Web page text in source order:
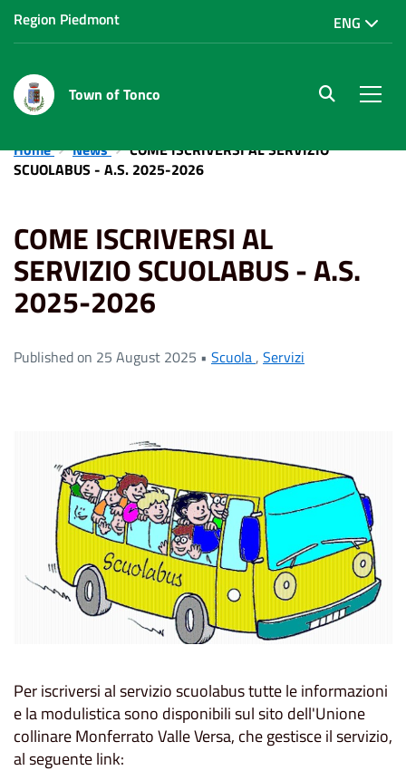
Region Piedmont ENG
Town of Tonco site.searc
Home News
COME ISCRIVERSI AL SERVIZIO
SCUOLABUS - A.S. 2025-2026
COME ISCRIVERSI AL
SERVIZIO SCUOLABUS - A.S.
2025-2026
Published on 25 August 2025 • Scuola , Servizi
Per iscriversi al servizio scuolabus tutte le informazioni
e la modulistica sono disponibili sul sito dell'Unione
collinare Monferrato Valle Versa, che gestisce il servizio,
al seguente link: